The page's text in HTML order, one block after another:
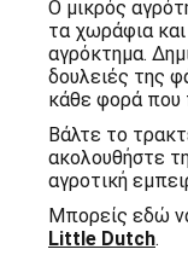
Ο μικρός
τα χωράφια
αγρόκτημα.
δουλειές της
κάθε φορά που
Βάλτε το
ακολουθήστε
αγροτική
Μπορείς εδώ
Little Dutch.